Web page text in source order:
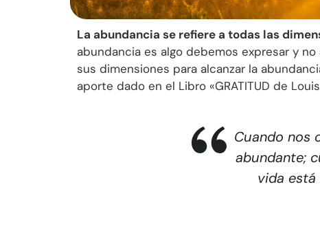
La abundancia se refiere a todas las
abundancia es algo debemos expresar y
sus dimensiones para alcanzar la
aporte dado en el Libro «GRATITUD de
Cuando nos
abundante;
vida está